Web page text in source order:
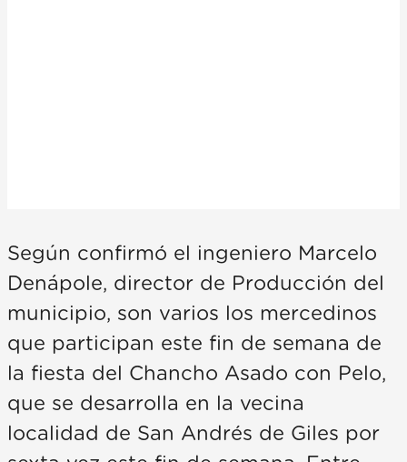
Según confirmó el ingeniero Marcelo
Denápole, director de Producción del
municipio, son varios los mercedinos
que participan este fin de semana de
la fiesta del Chancho Asado con Pelo,
que se desarrolla en la vecina
localidad de San Andrés de Giles por